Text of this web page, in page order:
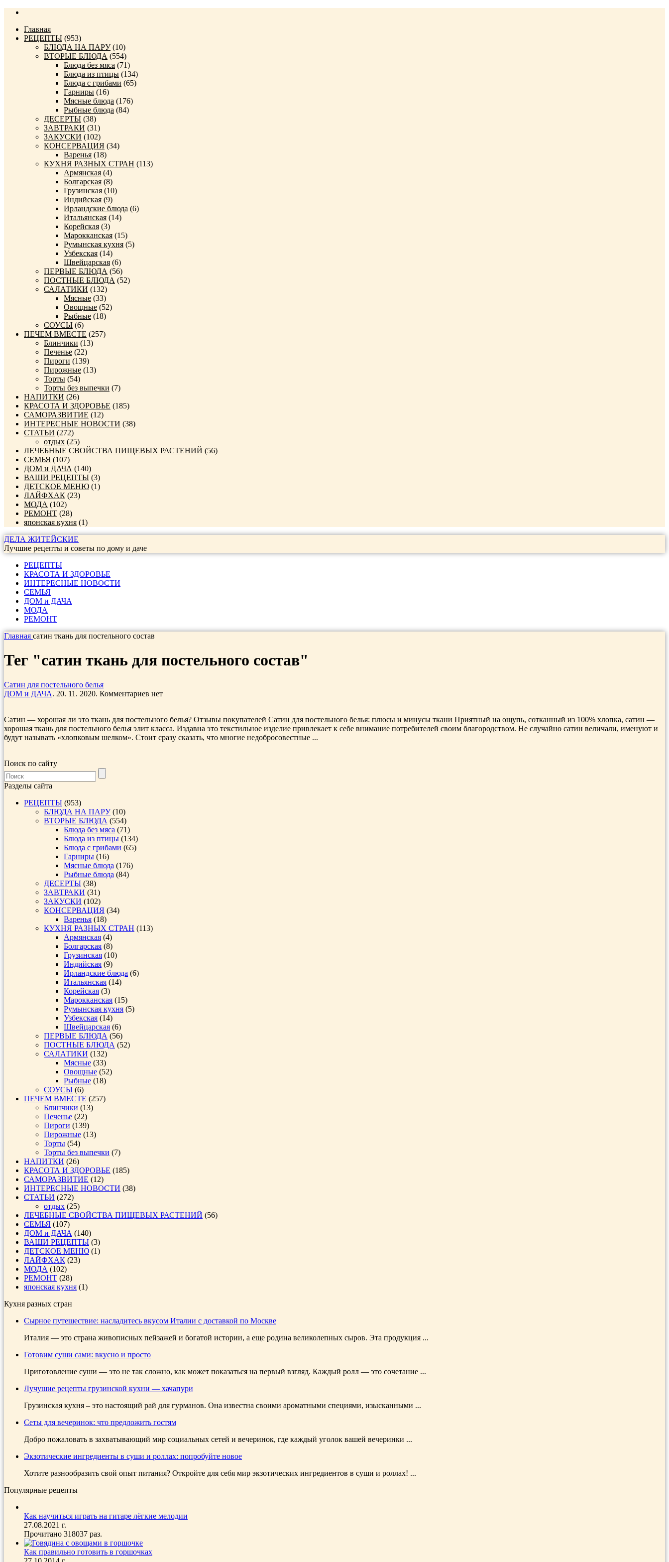
Главная
РЕЦЕПТЫ (953)
БЛЮДА НА ПАРУ(10)
ВТОРЫЕ БЛЮДА (554)
Блюда без мяса (71)
Блюда из птицы (134)
Блюда с грибами (65)
Гарниры (16)
Мясные блюда (176)
Рыбные блюда (84)
ДЕСЕРТЫ (38)
ЗАВТРАКИ (31)
ЗАКУСКИ (102)
КОНСЕРВАЦИЯ (34)
Варенья (18)
КУХНЯ РАЗНЫХ СТРАН (113)
Армянская (4)
Болгарская (8)
Грузинская (10)
Индийская (9)
Ирландские блюда (6)
Итальянская (14)
Корейская (3)
Марокканская (15)
Румынская кухня (5)
Узбекская (14)
Швейцарская (6)
ПЕРВЫЕ БЛЮДА (56)
ПОСТНЫЕ БЛЮДА (52)
САЛАТИКИ (132)
Мясные (33)
Овощные (52)
Рыбные (18)
СОУСЫ (6)
ПЕЧЕМ ВМЕСТЕ (257)
Блинчики (13)
Печенье (22)
Пироги (139)
Пирожные (13)
Торты (54)
Торты без выпечки (7)
НАПИТКИ (26)
КРАСОТА И ЗДОРОВЬЕ (185)
САМОРАЗВИТИЕ (12)
ИНТЕРЕСНЫЕ НОВОСТИ (38)
СТАТЬИ (272)
отдых (25)
ЛЕЧЕБНЫЕ СВОЙСТВА ПИЩЕВЫХ РАСТЕНИЙ (56)
СЕМЬЯ (107)
ДОМ и ДАЧА (140)
ВАШИ РЕЦЕПТЫ (3)
ДЕТСКОЕ МЕНЮ (1)
ЛАЙФХАК (23)
МОДА (102)
РЕМОНТ (28)
японская кухня (1)
ДЕЛА ЖИТЕЙСКИЕ
Лучшие рецепты и советы по дому и даче
РЕЦЕПТЫ
КРАСОТА И ЗДОРОВЬЕ
ИНТЕРЕСНЫЕ НОВОСТИ
СЕМЬЯ
ДОМ и ДАЧА
МОДА
РЕМОНТ
Главная сатин ткань для постельного состав
Тег "сатин ткань для постельного состав"
Сатин для постельного белья
ДОМ и ДАЧА. 20. 11. 2020. Комментариев нет
Сатин — хорошая ли это ткань для постельного белья? Отзывы покупателей Сатин для постельного белья: плюсы и минусы ткани Приятный на ощупь, сотканный из 100% хлопка, сатин —
хорошая ткань для постельного белья элит класса. Издавна это текстильное изделие привлекает к себе внимание потребителей своим благородством. Не случайно сатин величали, именуют и
будут называть «хлопковым шелком». Стоит сразу сказать, что многие недобросовестные ...
Поиск по сайту
Разделы сайта
РЕЦЕПТЫ (953)
БЛЮДА НА ПАРУ(10)
ВТОРЫЕ БЛЮДА (554)
Блюда без мяса (71)
Блюда из птицы (134)
Блюда с грибами (65)
Гарниры (16)
Мясные блюда (176)
Рыбные блюда (84)
ДЕСЕРТЫ (38)
ЗАВТРАКИ (31)
ЗАКУСКИ (102)
КОНСЕРВАЦИЯ (34)
Варенья (18)
КУХНЯ РАЗНЫХ СТРАН (113)
Армянская (4)
Болгарская (8)
Грузинская (10)
Индийская (9)
Ирландские блюда (6)
Итальянская (14)
Корейская (3)
Марокканская (15)
Румынская кухня (5)
Узбекская (14)
Швейцарская (6)
ПЕРВЫЕ БЛЮДА (56)
ПОСТНЫЕ БЛЮДА (52)
САЛАТИКИ (132)
Мясные (33)
Овощные (52)
Рыбные (18)
СОУСЫ (6)
ПЕЧЕМ ВМЕСТЕ (257)
Блинчики (13)
Печенье (22)
Пироги (139)
Пирожные (13)
Торты (54)
Торты без выпечки (7)
НАПИТКИ (26)
КРАСОТА И ЗДОРОВЬЕ (185)
САМОРАЗВИТИЕ (12)
ИНТЕРЕСНЫЕ НОВОСТИ (38)
СТАТЬИ (272)
отдых (25)
ЛЕЧЕБНЫЕ СВОЙСТВА ПИЩЕВЫХ РАСТЕНИЙ (56)
СЕМЬЯ (107)
ДОМ и ДАЧА (140)
ВАШИ РЕЦЕПТЫ (3)
ДЕТСКОЕ МЕНЮ (1)
ЛАЙФХАК (23)
МОДА (102)
РЕМОНТ (28)
японская кухня (1)
Кухня разных стран
Сырное путешествие: насладитесь вкусом Италии с доставкой по Москве
Италия — это страна живописных пейзажей и богатой истории, а еще родина великолепных сыров. Эта продукция ...
Готовим суши сами: вкусно и просто
Приготовление суши — это не так сложно, как может показаться на первый взгляд. Каждый ролл — это сочетание ...
Лучушие рецепты грузинской кухни — хачапури
Грузинская кухня – это настоящий рай для гурманов. Она известна своими ароматными специями, изысканными ...
Сеты для вечеринок: что предложить гостям
Добро пожаловать в захватывающий мир социальных сетей и вечеринок, где каждый уголок вашей вечеринки ...
Экзотические ингредиенты в суши и роллах: попробуйте новое
Хотите разнообразить свой опыт питания? Откройте для себя мир экзотических ингредиентов в суши и роллах! ...
Популярные рецепты
Как научиться играть на гитаре лёгкие мелодии
27.08.2021 г.
Прочитано 318037 раз.
Как правильно готовить в горшочках